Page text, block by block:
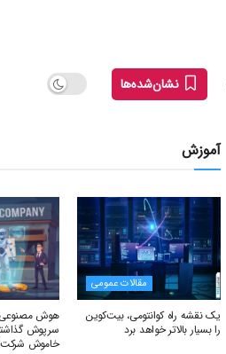
نشان‌شده‌ها
آموزش
مقالات عمومی
یک نقشه راه کوانتومی، بیت‌کوین
را بسیار بالاتر خواهد برد
هوش مصنوعی
سرپوش
خاموش